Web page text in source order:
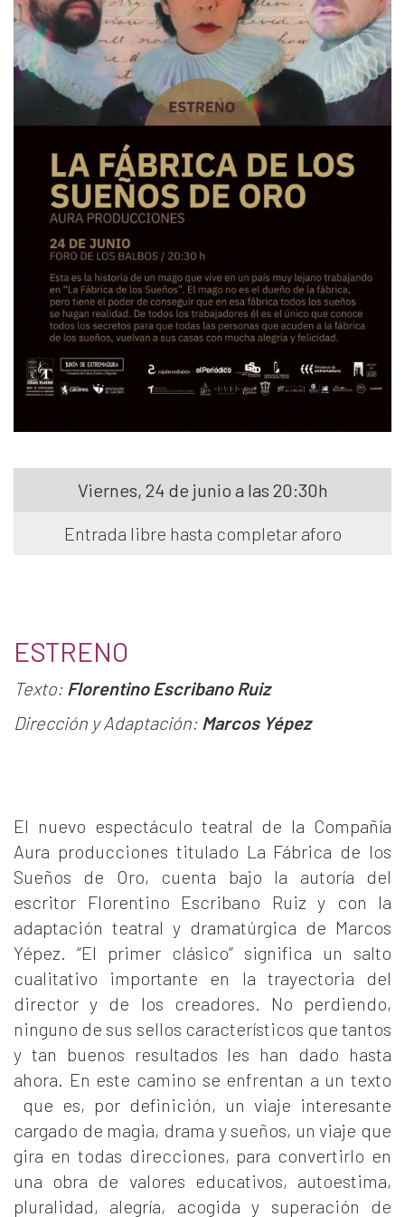
Viernes, 24 de junio a las 20:30h
Entrada libre hasta completar aforo
ESTRENO
Texto: Florentino Escribano Ruiz
Dirección y Adaptación: Marcos Yépez
El nuevo espectáculo teatral de la Compañía
Aura producciones titulado La Fábrica de los
Sueños de Oro, cuenta bajo la autoría del
escritor Florentino Escribano Ruiz y con la
adaptación teatral y dramatúrgica de Marcos
Yépez. “El primer clásico” significa un salto
cualitativo importante en la trayectoria del
director y de los creadores. No perdiendo,
ninguno de sus sellos característicos que tantos
y tan buenos resultados les han dado hasta
ahora. En este camino se enfrentan a un texto
que es, por definición, un viaje interesante
cargado de magia, drama y sueños, un viaje que
gira en todas direcciones, para convertirlo en
una obra de valores educativos, autoestima,
pluralidad, alegría, acogida y superación de